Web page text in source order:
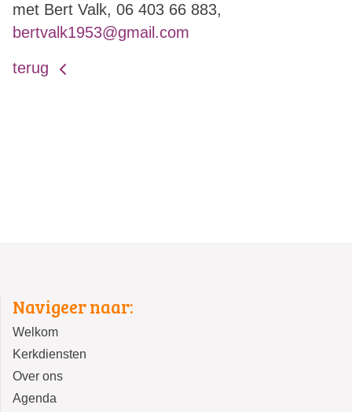
met Bert Valk, 06 403 66 883,
bertvalk1953@gmail.com
terug
Navigeer naar:
Welkom
Kerkdiensten
Over ons
Agenda